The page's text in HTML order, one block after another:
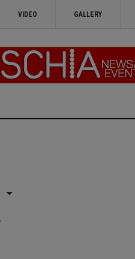
VIDEO GALLERY